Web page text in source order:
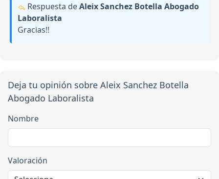
Respuesta deAleix Sanchez Botella Abogado
Laboralista
Gracias!!
Deja tu opinión sobre Aleix Sanchez Botella
Abogado Laboralista
Nombre
Valoración